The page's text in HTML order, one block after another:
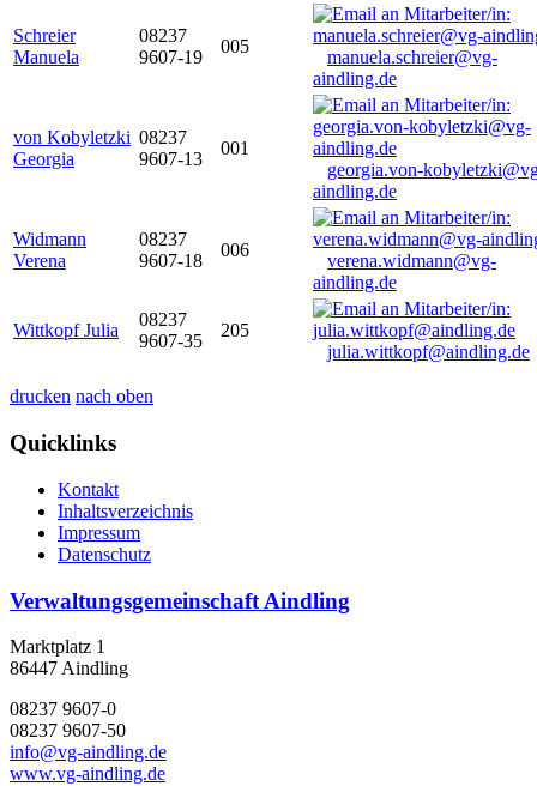
Schreier
Manuela
08237
9607-19
005
manuela.schreier@vg-
aindling.de
von Kobyletzki
Georgia
08237
9607-13
001
georgia.von-
aindling.de
Widmann
Verena
08237
9607-18
006
verena.widmann@vg-
aindling.de
Wittkopf Julia
08237
9607-35
205
julia.wittkopf@aindling.de
drucken nach oben
Quicklinks
Kontakt
Inhaltsverzeichnis
Impressum
Datenschutz
Verwaltungsgemeinschaft Aindling
Marktplatz 1
86447 Aindling
08237 9607-0
08237 9607-50
info@vg-aindling.de
www.vg-aindling.de